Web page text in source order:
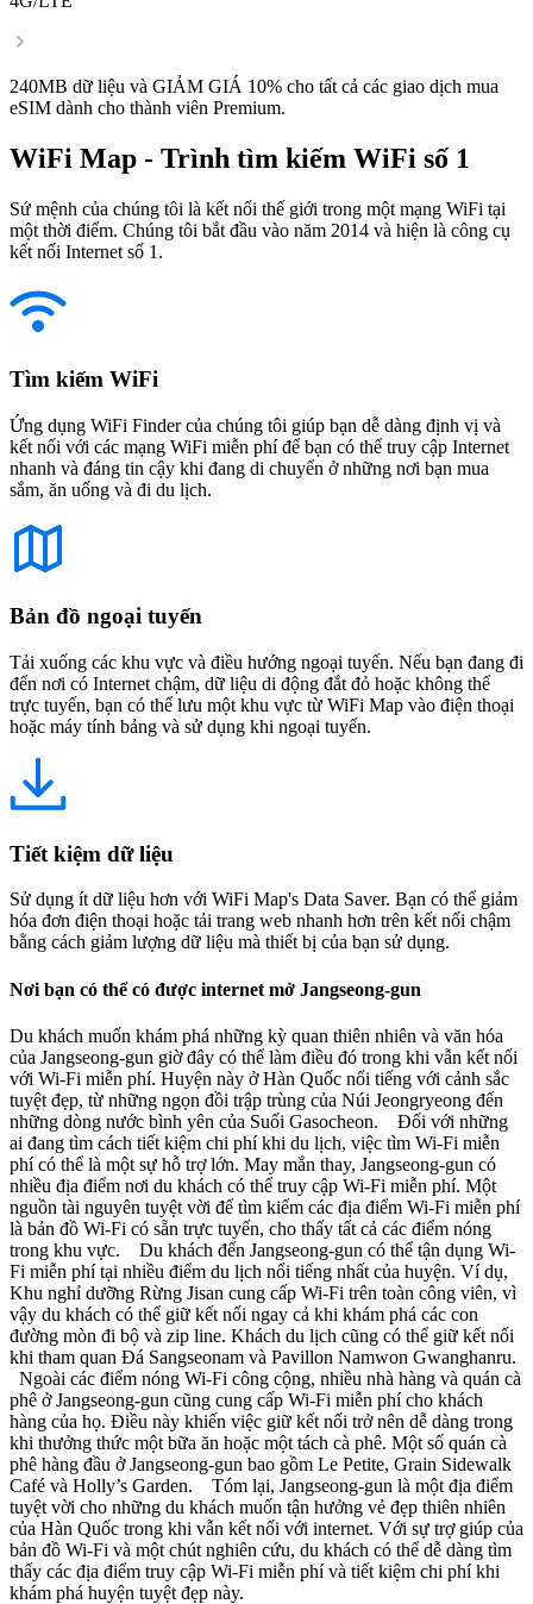
240MB dữ liệu và GIẢM GIÁ 10% cho tất cả các giao dịch mua
eSIM dành cho thành viên Premium.
WiFi Map - Trình tìm kiếm WiFi số 1
Sứ mệnh của chúng tôi là kết nối thế giới trong một mạng WiFi tại
một thời điểm. Chúng tôi bắt đầu vào năm 2014 và hiện là công cụ
kết nối Internet số 1.
Tìm kiếm WiFi
Ứng dụng WiFi Finder của chúng tôi giúp bạn dễ dàng định vị và
kết nối với các mạng WiFi miễn phí để bạn có thể truy cập Internet
nhanh và đáng tin cậy khi đang di chuyển ở những nơi bạn mua
sắm, ăn uống và đi du lịch.
Bản đồ ngoại tuyến
Tải xuống các khu vực và điều hướng ngoại tuyến. Nếu bạn đang đi
đến nơi có Internet chậm, dữ liệu di động đắt đỏ hoặc không thể
trực tuyến, bạn có thể lưu một khu vực từ WiFi Map vào điện thoại
hoặc máy tính bảng và sử dụng khi ngoại tuyến.
Tiết kiệm dữ liệu
Sử dụng ít dữ liệu hơn với WiFi Map's Data Saver. Bạn có thể giảm
hóa đơn điện thoại hoặc tải trang web nhanh hơn trên kết nối chậm
bằng cách giảm lượng dữ liệu mà thiết bị của bạn sử dụng.
Nơi bạn có thể có được internet mở Jangseong-gun
Du khách muốn khám phá những kỳ quan thiên nhiên và văn hóa
của Jangseong-gun giờ đây có thể làm điều đó trong khi vẫn kết nối
với Wi-Fi miễn phí. Huyện này ở Hàn Quốc nổi tiếng với cảnh sắc
tuyệt đẹp, từ những ngọn đồi trập trùng của Núi Jeongryeong đến
những dòng nước bình yên của Suối Gasocheon. Đối với những
ai đang tìm cách tiết kiệm chi phí khi du lịch, việc tìm Wi-Fi miễn
phí có thể là một sự hỗ trợ lớn. May mắn thay, Jangseong-gun có
nhiều địa điểm nơi du khách có thể truy cập Wi-Fi miễn phí. Một
nguồn tài nguyên tuyệt vời để tìm kiếm các địa điểm Wi-Fi miễn phí
là bản đồ Wi-Fi có sẵn trực tuyến, cho thấy tất cả các điểm nóng
trong khu vực. Du khách đến Jangseong-gun có thể tận dụng Wi-
Fi miễn phí tại nhiều điểm du lịch nổi tiếng nhất của huyện. Ví dụ,
Khu nghỉ dưỡng Rừng Jisan cung cấp Wi-Fi trên toàn công viên, vì
vậy du khách có thể giữ kết nối ngay cả khi khám phá các con
đường mòn đi bộ và zip line. Khách du lịch cũng có thể giữ kết nối
khi tham quan Đá Sangseonam và Pavillon Namwon Gwanghanru.
Ngoài các điểm nóng Wi-Fi công cộng, nhiều nhà hàng và quán cà
phê ở Jangseong-gun cũng cung cấp Wi-Fi miễn phí cho khách
hàng của họ. Điều này khiến việc giữ kết nối trở nên dễ dàng trong
khi thưởng thức một bữa ăn hoặc một tách cà phê. Một số quán cà
phê hàng đầu ở Jangseong-gun bao gồm Le Petite, Grain Sidewalk
Café và Holly’s Garden. Tóm lại, Jangseong-gun là một địa điểm
tuyệt vời cho những du khách muốn tận hưởng vẻ đẹp thiên nhiên
của Hàn Quốc trong khi vẫn kết nối với internet. Với sự trợ giúp của
bản đồ Wi-Fi và một chút nghiên cứu, du khách có thể dễ dàng tìm
thấy các địa điểm truy cập Wi-Fi miễn phí và tiết kiệm chi phí khi
khám phá huyện tuyệt đẹp này.